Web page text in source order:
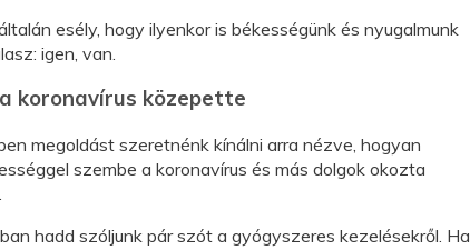
esély, hogy ilyenkor is békességünk és nyugalmunk
igen, van.
koronavírus közepette
megoldást szeretnénk kínálni arra nézve, hogyan
szembe a koronavírus és más dolgok okozta
hadd szóljunk pár szót a gyógyszeres kezelésekről. Ha